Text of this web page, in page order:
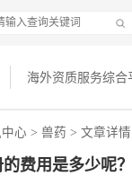
海外资质服务综合
心 > 兽药 > 文章详情
费用是多少呢？